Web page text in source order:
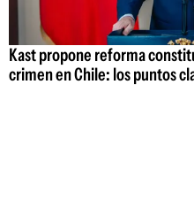
Kast propone reforma
crimen en Chile: los puntos